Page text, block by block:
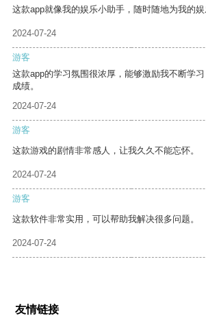
这款app就像我的娱乐小助手，随时随地为我的娱
2024-07-24
游客
这款app的学习氛围很浓厚，能够激励我不断学
成绩。
2024-07-24
游客
这款游戏的剧情非常感人，让我久久不能忘怀。
2024-07-24
游客
这款软件非常实用，可以帮助我解决很多问题。
2024-07-24
友情链接